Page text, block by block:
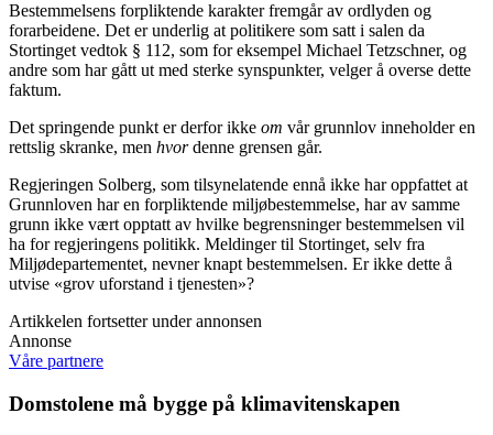
Bestemmelsens forpliktende karakter fremgår av ordlyden og
forarbeidene. Det er underlig at politikere som satt i salen da
Stortinget vedtok § 112, som for eksempel Michael Tetzschner, og
andre som har gått ut med sterke synspunkter, velger å overse dette
faktum.
Det springende punkt er derfor ikke om vår grunnlov inneholder en
rettslig skranke, men hvordenne grensen går.
Regjeringen Solberg, som tilsynelatende ennå ikke har oppfattet at
Grunnloven har en forpliktende miljøbestemmelse, har av samme
grunn ikke vært opptatt av hvilke begrensninger bestemmelsen vil
ha for regjeringens politikk. Meldinger til Stortinget, selv fra
Miljødepartementet, nevner knapt bestemmelsen. Er ikke dette å
utvise «grov uforstand i tjenesten»?
Artikkelen fortsetter under annonsen
Annonse
Våre partnere
Domstolene må bygge på klimavitenskapen